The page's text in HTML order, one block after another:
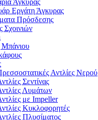
Άγκυρας
Εργάτη Άγκυρας
Πρόσδεσης
Σχοινιών
Μπάνιου
Αντλίες Νερού
Σεντίνας
Λυμάτων
με Impeller
Κυκλοφορητές
Πλυσίματος